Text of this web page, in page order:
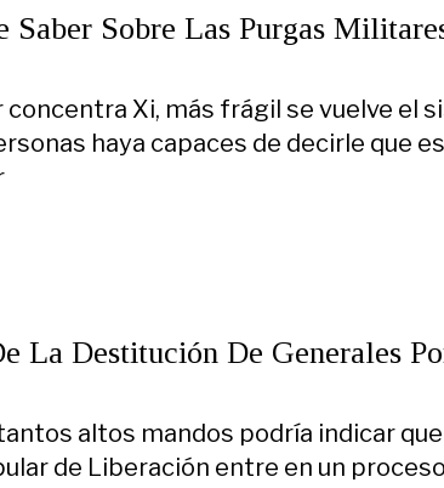
Saber Sobre Las Purgas
Xi, más frágil se vuelve el
haya capaces de decirle que
La Destitución De Generales
altos mandos podría indicar
de Liberación entre en un